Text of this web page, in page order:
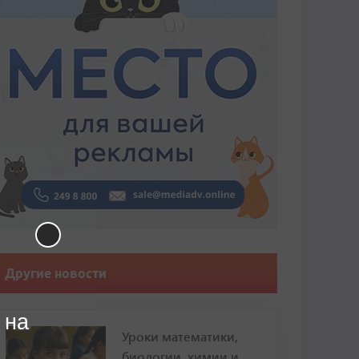
Другие новости
Уроки математики,